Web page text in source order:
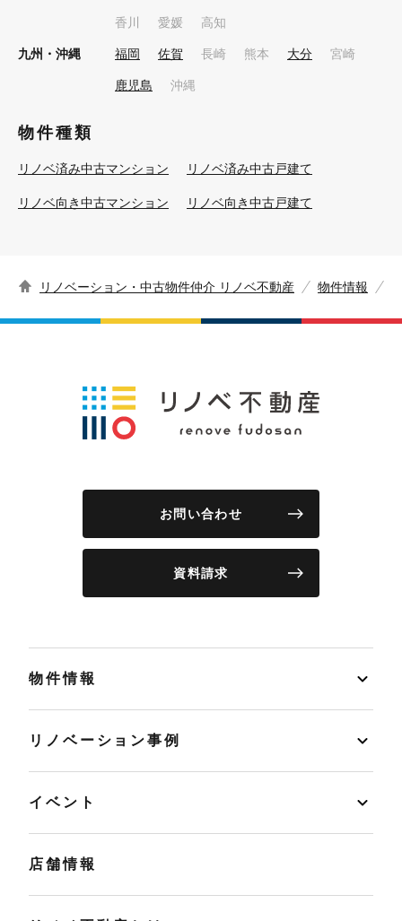
香川 愛媛 高知
九州・沖縄 福岡 佐賀 長崎 熊本 大分 宮崎
鹿児島 沖縄
物件種類
リノベ済み中古マンション リノベ済み中古戸建て
リノベ向き中古マンション リノベ向き中古戸建て
リノベーション・中古物件仲介 リノベ不動産 物件情報
お問い合わせ
資料請求
物件情報
リノベーション事例
イベント
店舗情報